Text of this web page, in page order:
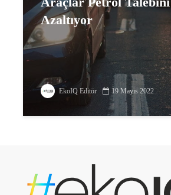
Azaltıyor
EkoIQ Editör 19 Mayıs 2022